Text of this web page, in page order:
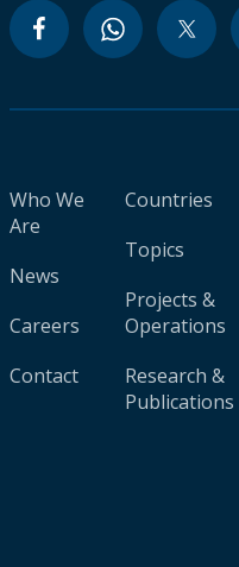
Who We
Are
News
Careers
Contact
Countries
Topics
Projects &
Operations
Research &
Publications